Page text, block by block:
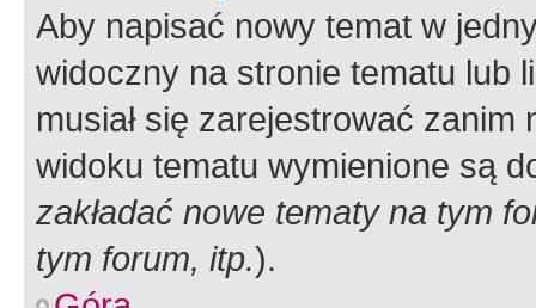
Aby napisać nowy temat w
widoczny na stronie tematu lub
musiał się zarejestrować
widoku tematu wymienione są
zakładać nowe tematy na tym
tym forum, itp.).